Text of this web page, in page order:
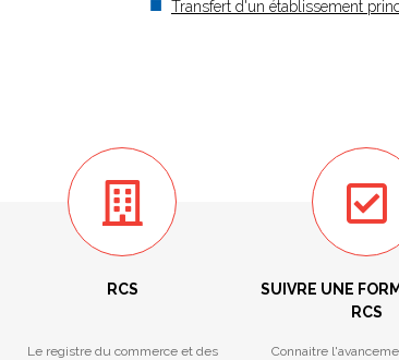
Transfert d'un établissement
RCS
Le registre du commerce et des
SUIVRE UNE
RCS
Connaitre